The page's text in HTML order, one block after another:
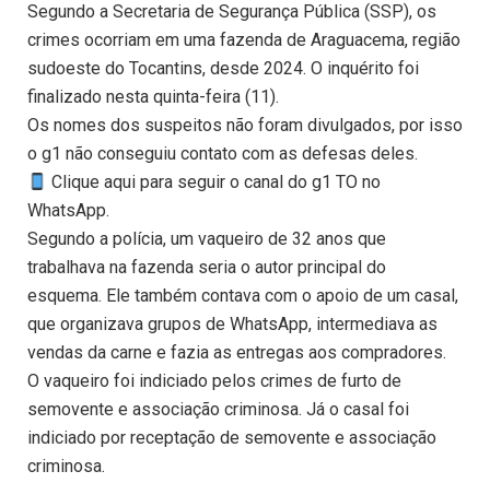
Segundo a Secretaria de Segurança Pública (SSP), os
crimes ocorriam em uma fazenda de Araguacema, região
sudoeste do Tocantins, desde 2024. O inquérito foi
finalizado nesta quinta-feira (11).
Os nomes dos suspeitos não foram divulgados, por isso
o g1 não conseguiu contato com as defesas deles.
Clique aqui para seguir o canal do g1 TO no
WhatsApp.
Segundo a polícia, um vaqueiro de 32 anos que
trabalhava na fazenda seria o autor principal do
esquema. Ele também contava com o apoio de um casal,
que organizava grupos de WhatsApp, intermediava as
vendas da carne e fazia as entregas aos compradores.
O vaqueiro foi indiciado pelos crimes de furto de
semovente e associação criminosa. Já o casal foi
indiciado por receptação de semovente e associação
criminosa.